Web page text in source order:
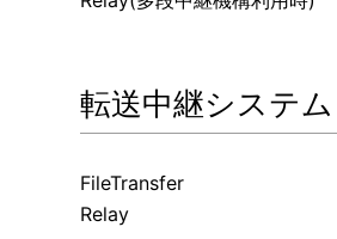
転送中継システム
FileTransfer
Relay